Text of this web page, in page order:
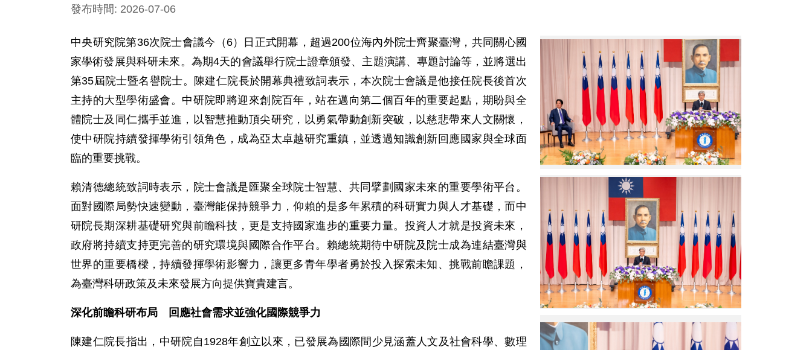
發布時間: 2026-07-06
中央研究院第36次院士會議今（6）日正式開幕，超過200位海內外院士齊聚臺灣，共同關心國
家學術發展與科研未來。為期4天的會議舉行院士證章頒發、主題演講、專題討論等，並將選出
第35屆院士暨名譽院士。陳建仁院長於開幕典禮致詞表示，本次院士會議是他接任院長後首次
主持的大型學術盛會。中研院即將迎來創院百年，站在邁向第二個百年的重要起點，期盼與全
體院士及同仁攜手並進，以智慧推動頂尖研究，以勇氣帶動創新突破，以慈悲帶來人文關懷，
使中研院持續發揮學術引領角色，成為亞太卓越研究重鎮，並透過知識創新回應國家與全球面
臨的重要挑戰。
賴清德總統致詞時表示，院士會議是匯聚全球院士智慧、共同擘劃國家未來的重要學術平台。
面對國際局勢快速變動，臺灣能保持競爭力，仰賴的是多年累積的科研實力與人才基礎，而中
研院長期深耕基礎研究與前瞻科技，更是支持國家進步的重要力量。投資人才就是投資未來，
政府將持續支持更完善的研究環境與國際合作平台。賴總統期待中研院及院士成為連結臺灣與
世界的重要橋樑，持續發揮學術影響力，讓更多青年學者勇於投入探索未知、挑戰前瞻課題，
為臺灣科研政策及未來發展方向提供寶貴建言。
深化前瞻科研布局 回應社會需求並強化國際競爭力
陳建仁院長指出，中研院自1928年創立以來，已發展為國際間少見涵蓋人文及社會科學、數理
陳
詞。
（圖
片
來
源：
中
陳
建
院
長
致
詞。
（圖
片
來
源：
中
央
研
究
院）
賴
清
德